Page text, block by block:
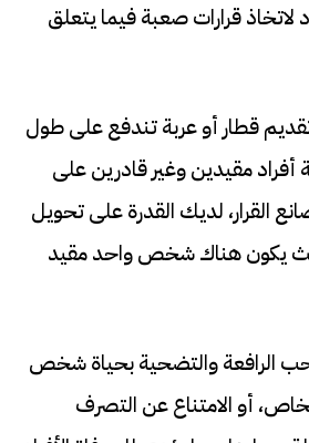
لاتخاذ قرارات صعبة فيما يتعلق
تقديم قطار أو عربة تندفع على طول
مقيدين وغير قادرين على
القرار، لديك القدرة على تحويل
يكون هناك شخص واحد مقيد
الرافعة والتضحية بحياة شخص
أو الامتناع عن التصرف